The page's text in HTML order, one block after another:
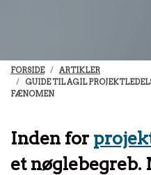
FORSIDE
ARTIKLER
GUIDE TIL AGIL
FÆNOMEN
Inden for
et nøglebegreb.